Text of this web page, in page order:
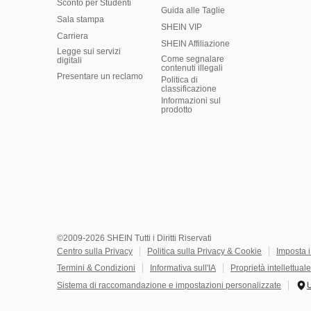
Sconto per Studenti
Sala stampa
Carriera
Legge sui servizi
digitali
Presentare un reclamo
Guida alle Taglie
SHEIN VIP
SHEIN Affiliazione
Come segnalare
contenuti illegali
Politica di
classificazione
​Informazioni sul
prodotto
©2009-2026 SHEIN Tutti i Diritti Riservati
Centro sulla Privacy
Politica sulla Privacy & Cookie
Imposta
Termini & Condizioni
Informativa sull'IA Proprietà intellettuale
Sistema di raccomandazione e impostazioni personalizzate